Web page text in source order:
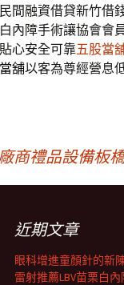
民間融資借貸新竹借
內障手術讓協會會
心安全可靠五股當
舖以客為尊經營息
商禮品設備板
近期文章
眼科增進童顏針的新
雷射推薦LBV苗栗白內